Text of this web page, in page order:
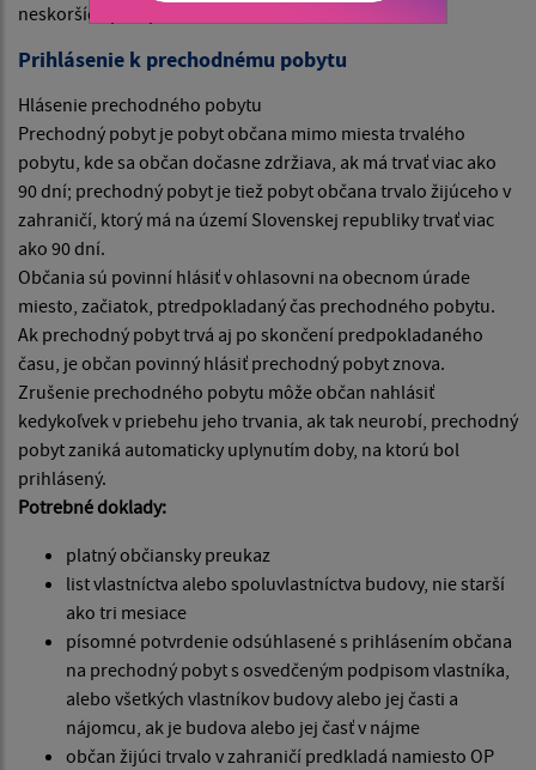
neskorších predpisov
Prihlásenie k prechodnému pobytu
Hlásenie prechodného pobytu
Prechodný pobyt je pobyt občana mimo miesta trvalého
pobytu, kde sa občan dočasne zdržiava, ak má trvať viac ako
90 dní; prechodný pobyt je tiež pobyt občana trvalo žijúceho v
zahraničí, ktorý má na území Slovenskej republiky trvať viac
ako 90 dní.
Občania sú povinní hlásiť v ohlasovni na obecnom úrade
miesto, začiatok, ptredpokladaný čas prechodného pobytu.
Ak prechodný pobyt trvá aj po skončení predpokladaného
času, je občan povinný hlásiť prechodný pobyt znova.
Zrušenie prechodného pobytu môže občan nahlásiť
kedykoľvek v priebehu jeho trvania, ak tak neurobí, prechodný
pobyt zaniká automaticky uplynutím doby, na ktorú bol
prihlásený.
Potrebné doklady:
platný občiansky preukaz
list vlastníctva alebo spoluvlastníctva budovy, nie starší
ako tri mesiace
písomné potvrdenie odsúhlasené s prihlásením občana
na prechodný pobyt s osvedčeným podpisom vlastníka,
alebo všetkých vlastníkov budovy alebo jej časti a
nájomcu, ak je budova alebo jej časť v nájme
občan žijúci trvalo v zahraničí predkladá namiesto OP